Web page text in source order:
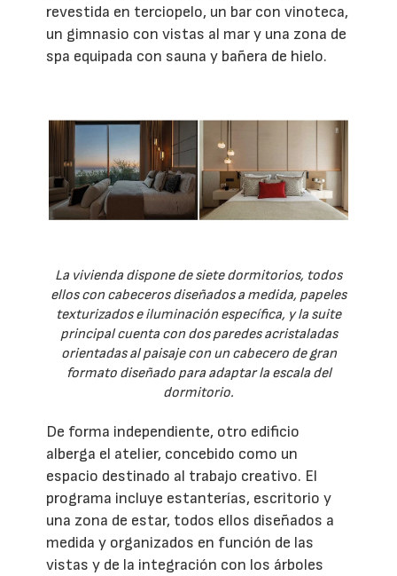
revestida en terciopelo, un bar con vinoteca,
un gimnasio con vistas al mar y una zona de
spa equipada con sauna y bañera de hielo.
La vivienda dispone de siete dormitorios, todos
ellos con cabeceros diseñados a medida, papeles
texturizados e iluminación específica, y la suite
principal cuenta con dos paredes acristaladas
orientadas al paisaje con un cabecero de gran
formato diseñado para adaptar la escala del
dormitorio.
De forma independiente, otro edificio
alberga el atelier, concebido como un
espacio destinado al trabajo creativo. El
programa incluye estanterías, escritorio y
una zona de estar, todos ellos diseñados a
medida y organizados en función de las
vistas y de la integración con los árboles